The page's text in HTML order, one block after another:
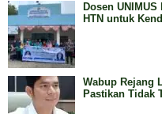
Dosen
HTN untuk
Wabup Rejang
Pastikan Tidak